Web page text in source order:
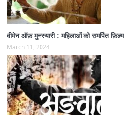
वीमेन ऑफ़ मुनस्यारी : महिलाओं को समर्पित फ़िल्म
March 11, 2024